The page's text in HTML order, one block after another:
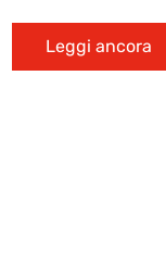
Leggi ancora